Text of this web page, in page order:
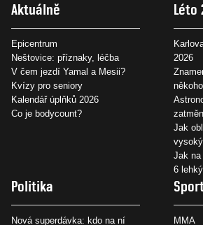
Aktuálně
Epicentrum
Neštovice: příznaky, léčba
V čem jezdí Yamal a Mesii?
Kvízy pro seniory
Kalendář úplňků 2026
Co je bodycount?
Léto
2026
Jak
Jak na
6
Politika
Nová superdávka: kdo na ní
MMA